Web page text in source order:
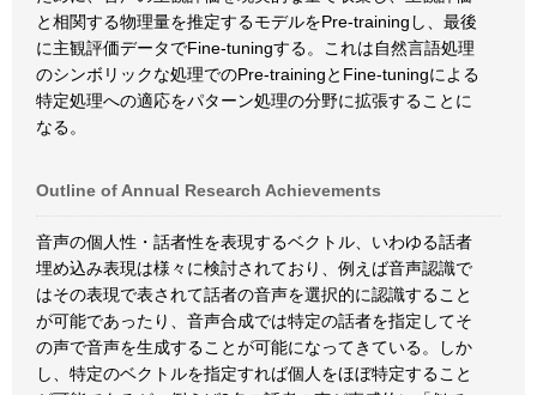
と相関する物理量を推定するモデルをPre-trainingし、最後
に主観評価データでFine-tuningする。これは自然言語処理
のシンボリックな処理でのPre-trainingとFine-tuningによる
特定処理への適応をパターン処理の分野に拡張することに
なる。
Outline of Annual Research Achievements
音声の個人性・話者性を表現するベクトル、いわゆる話者
埋め込み表現は様々に検討されており、例えば音声認識で
はその表現で表されて話者の音声を選択的に認識すること
が可能であったり、音声合成では特定の話者を指定してそ
の声で音声を生成することが可能になってきている。しか
し、特定のベクトルを指定すれば個人をほぼ特定すること